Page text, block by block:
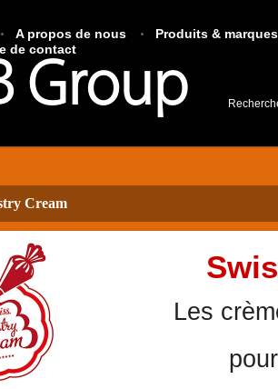
Group
A propos de nous
Produits & marques
de contact
Cream
Les